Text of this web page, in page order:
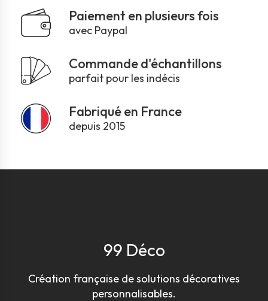
Paiement en plusieurs fois
avec Paypal
Commande d'échantillons
parfait pour les indécis
Fabriqué en France
depuis 2015
99 Déco
Création française de solutions décoratives
personnalisables.